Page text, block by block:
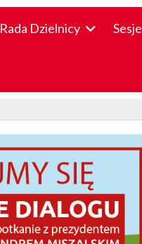
Rada Dzielnicy Sesje